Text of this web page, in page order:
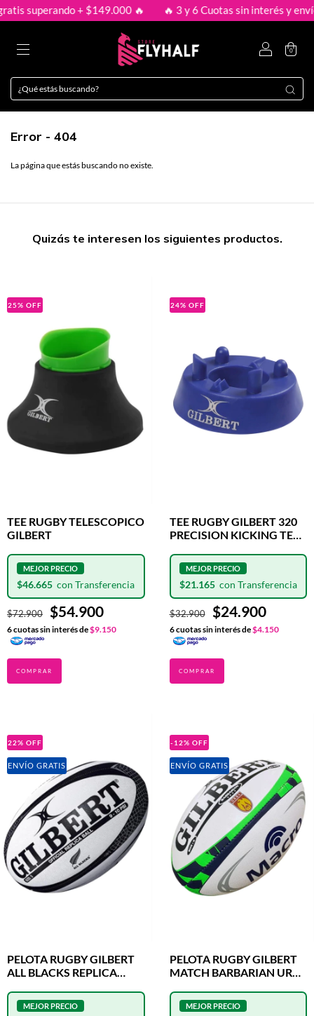
superando + $149.000 🔥 🔥 3 y 6 Cuotas sin interés y
0
Error - 404
La página que estás buscando no existe.
Quizás te interesen los siguientes productos.
25% OFF
TEE RUGBY TELESCOPICO
GILBERT
$72.900 $54.900
$46.665
6cuotas sin interés de$9.150
24% OFF
TEE RUGBY GILBERT 320
PRECISION KICKING TEE
$32.900 $24.900
$21.165
6cuotas sin interés de$4.150
22% OFF
ENVÍO GRATIS
PELOTA RUGBY GILBERT
ALL BLACKS REPLICA
-12% OFF
ENVÍO GRATIS
PELOTA RUGBY GILBERT
MATCH BARBARIAN URBA